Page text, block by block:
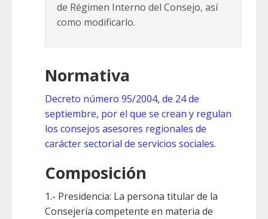
de Régimen Interno del Consejo, así
como modificarlo.
Normativa
Decreto número 95/2004, de 24 de
septiembre, por el que se crean y regulan
los consejos asesores regionales de
carácter sectorial de servicios sociales.
Composición
1.- Presidencia: La persona titular de la
Consejería competente en materia de